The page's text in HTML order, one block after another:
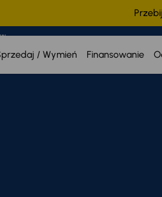
/ Wymień Finansowanie